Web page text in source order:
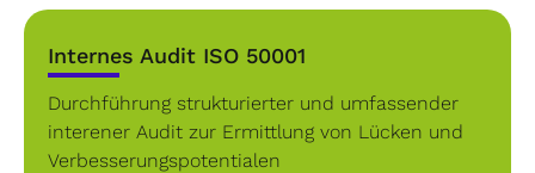
Internes Audit ISO 50001
Durchführung strukturierter und umfassender
interener Audit zur Ermittlung von Lücken und
Verbesserungspotentialen